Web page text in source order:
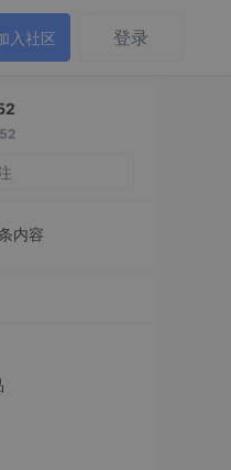
入社区 登录
内容